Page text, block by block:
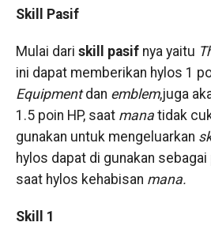
Skill Pasif
Mulai dari skill pasifnya yaitu
ini dapat memberikan hylos 1
Equipmentdan emblem,juga
1.5 poin HP, saat manatidak
gunakan untuk mengeluarkan
hylos dapat di gunakan
saat hylos kehabisan mana.
Skill 1